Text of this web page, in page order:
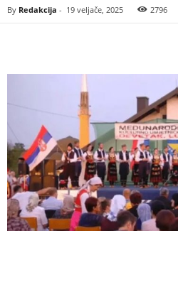
By Redakcija - 19 veljače, 2025 2796